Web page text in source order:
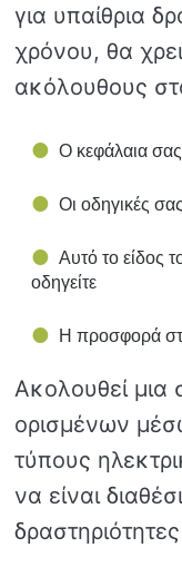
για υπαίθρια
χρόνου, θα
ακόλουθους
Ο κεφάλαια σας
Οι οδηγικές
Αυτό το είδος
οδηγείτε
Η προσφορά
Ακολουθεί μια
ορισμένων
τύπους
να είναι